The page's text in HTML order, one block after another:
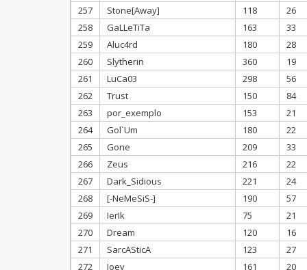
257
Stone[Away] 118
26
258
GaLLeTiTa 163
33
259
Aluc4rd 180
28
260
Slytherin 360
19
261
LuCa03 298
56
262
Trust 150
84
263
por_exemplo 153
21
264
Gol`Um 180
22
265
Gone 209
33
266
Zeus 216
22
267
Dark_Sidious 221
24
268
[-NeMeSiS-] 190
57
269
IerIk 75
21
270
Dream 120
16
271
SarcASticA 123
27
272
Joey 161 20